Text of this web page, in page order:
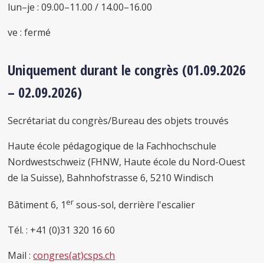
lun–je : 09.00–11.00 / 14.00–16.00
ve : fermé
Uniquement durant le congrès (01.09.2026
– 02.09.2026)
Secrétariat du congrès/Bureau des objets trouvés
Haute école pédagogique de la Fachhochschule
Nordwestschweiz (FHNW, Haute école du Nord-Ouest
de la Suisse), Bahnhofstrasse 6, 5210 Windisch
Bâtiment 6, 1er sous-sol, derrière l'escalier
Tél. : +41 (0)31 320 16 60
Mail :congres(at)csps.ch